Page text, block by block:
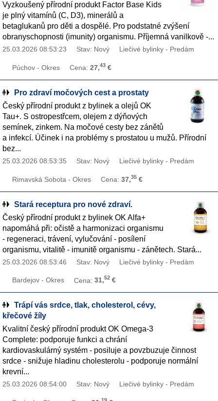
Vyzkoušený přírodní produkt Factor Base Kids
je plný vitamínů (C, D3), minerálů a
betaglukanů pro děti a dospělé. Pro podstatné zvýšení
obranyschopnosti (imunity) organismu. Příjemná vanilkově -...
25.03.2026 08:53:23 Stav: Nový Liečivé bylinky - Predám
Púchov - Okres Cena: 27,43 €
Pro zdraví močových cest a prostaty
Český přírodní produkt z bylinek a olejů OK
Tau+. S ostropestřcem, olejem z dýňových
semínek, zinkem. Na močové cesty bez zánětů
a infekcí. Účinek i na problémy s prostatou u mužů. Přírodní
bez...
25.03.2026 08:53:35 Stav: Nový Liečivé bylinky - Predám
Rimavská Sobota - Okres Cena: 37,35 €
Stará receptura pro nové zdraví.
Český přírodní produkt z bylinek OK Alfa+
napomáhá při: očistě a harmonizaci organismu
- regeneraci, trávení, vylučování - posílení
organismu, vitalitě - imunitě organismu - zánětech. Stará...
25.03.2026 08:53:46 Stav: Nový Liečivé bylinky - Predám
Bardejov - Okres Cena: 31,52 €
Trápí vás srdce, tlak, cholesterol, cévy,
křečové žíly
Kvalitní český přírodní produkt OK Omega-3
Complete: podporuje funkci a chrání
kardiovaskulárný systém - posiluje a povzbuzuje činnost
srdce - snižuje hladinu cholesterolu - podporuje normální
krevní...
25.03.2026 08:54:00 Stav: Nový Liečivé bylinky - Predám